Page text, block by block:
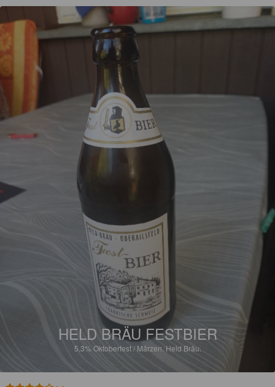
HELD BRÄU FESTBIER
5.3%Oktoberfest / Märzen. Held Bräu.